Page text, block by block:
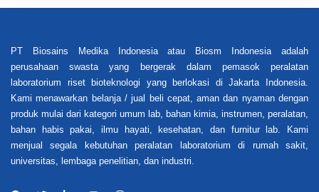
PT Biosains Medika Indonesia atau Biosm Indonesia adalah
perusahaan swasta yang bergerak dalam pemasok peralatan
laboratorium riset bioteknologi yang berlokasi di Jakarta Indonesia.
Kami menawarkan belanja / jual beli cepat, aman dan nyaman dengan
produk mulai dari kategori umum lab, bahan kimia, instrumen, peralatan,
bahan habis pakai, ilmu hayati, kesehatan, dan furnitur lab. Kami
menjual segala kebutuhan peralatan laboratorium di rumah sakit,
universitas, lembaga penelitian, dan industri.